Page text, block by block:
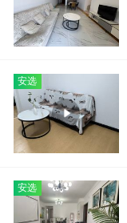
安选
安选